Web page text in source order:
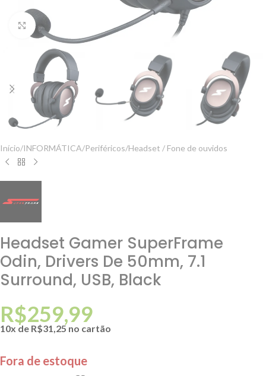
Clique para ampliar
Início/INFORMÁTICA/Periféricos/Headset / Fone de ouvidos
Headset Gamer SuperFrame
Odin, Drivers De 50mm, 7.1
Surround, USB, Black
R$259,99
10x de R$31,25 no cartão
Fora de estoque